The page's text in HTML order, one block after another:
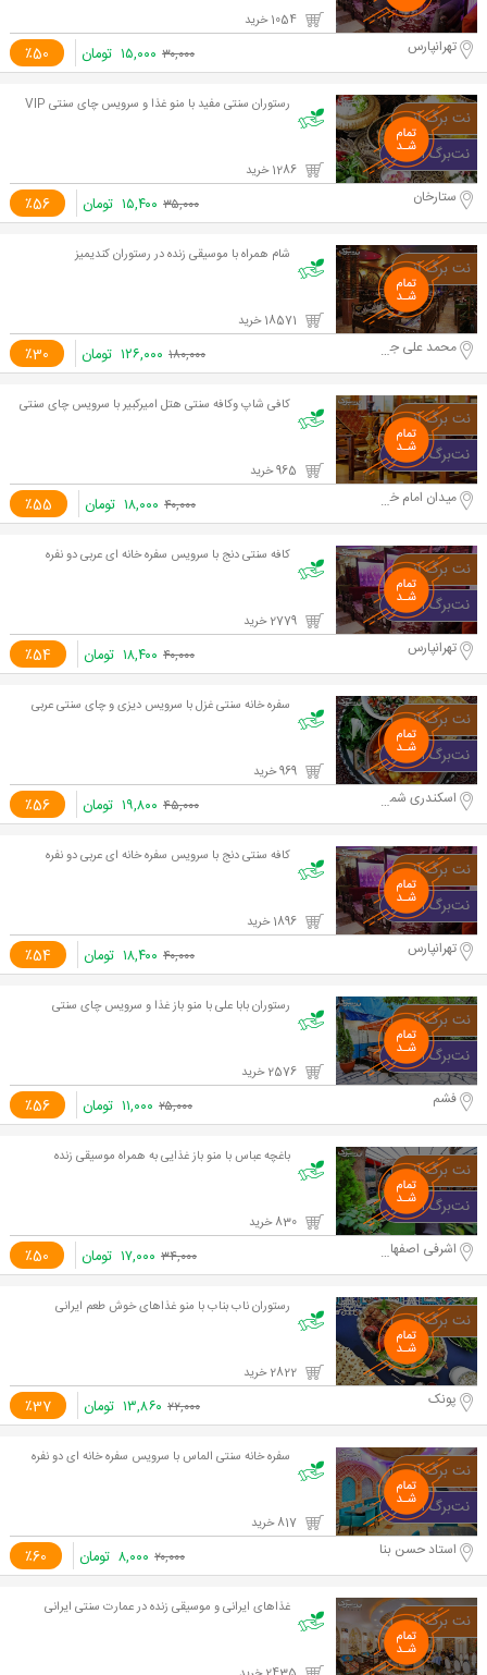
٪50 تهرانپارس ۳۰,۰۰۰ ۱۵,۰۰۰ تومان
رستوران سنتی مفید با منو غذا و سرویس چای سنتی VIP
٪56 ستارخان ۳۵,۰۰۰ ۱۵,۴۰۰ تومان
شام همراه با موسیقی زنده در رستوران کندیمیز
٪30 محمد علی جناح ۱۸۰,۰۰۰ ۱۲۶,۰۰۰ تومان
کافی شاپ وکافه سنتی هتل امیرکبیر با سرویس چای سنتی
٪55 میدان امام خمینی ۴۰,۰۰۰ ۱۸,۰۰۰ تومان
کافه سنتی دنج با سرویس سفره خانه ای عربی دو نفره
٪54 تهرانپارس ۴۰,۰۰۰ ۱۸,۴۰۰ تومان
سفره خانه سنتی غزل با سرویس دیزی و چای سنتی عربی
٪56 اسکندری شمالی ۴۵,۰۰۰ ۱۹,۸۰۰ تومان
کافه سنتی دنج با سرویس سفره خانه ای عربی دو نفره
٪54 تهرانپارس ۴۰,۰۰۰ ۱۸,۴۰۰ تومان
رستوران بابا علی با منو باز غذا و سرویس چای سنتی
٪56 فشم ۲۵,۰۰۰ ۱۱,۰۰۰ تومان
باغچه عباس با منو باز غذایی به همراه موسیقی زنده
٪50 اشرفی اصفهانی-چاردیواری ۳۴,۰۰۰ ۱۷,۰۰۰ تومان
رستوران ناب بناب با منو غذاهای خوش طعم ایرانی
٪37 پونک ۲۲,۰۰۰ ۱۳,۸۶۰ تومان
سفره خانه سنتی الماس با سرویس سفره خانه ای دو نفره
٪60 استاد حسن بنا ۲۰,۰۰۰ ۸,۰۰۰ تومان
غذاهای ایرانی و موسیقی زنده در عمارت سنتی ایرانی